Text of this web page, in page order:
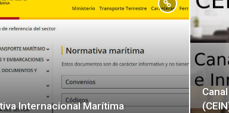
Internacional Marítima